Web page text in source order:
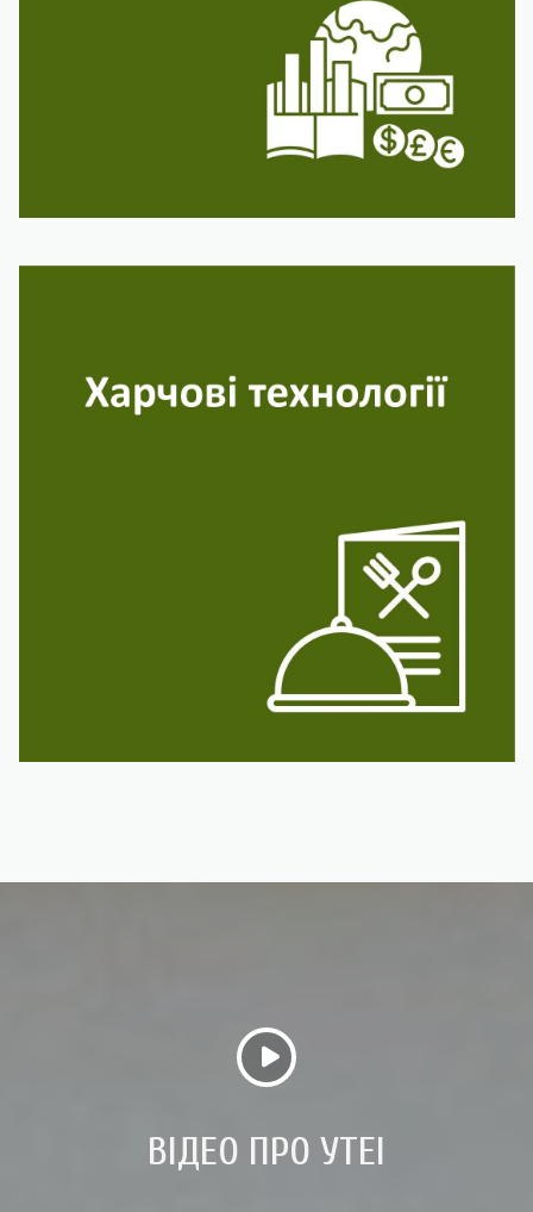
ВІДЕО ПРО УТЕІ